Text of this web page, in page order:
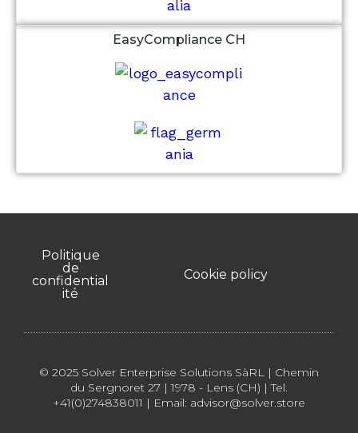
EasyCompliance CH
Politique
de
confidential
ité
Cookie policy
© 2025 Solver Enterprise Solutions SàRL | Chemin
du Sergnoret 27 | 1978 - Lens (CH) | Tel.
+41(0)274838011 | Email: advisor@solver.store